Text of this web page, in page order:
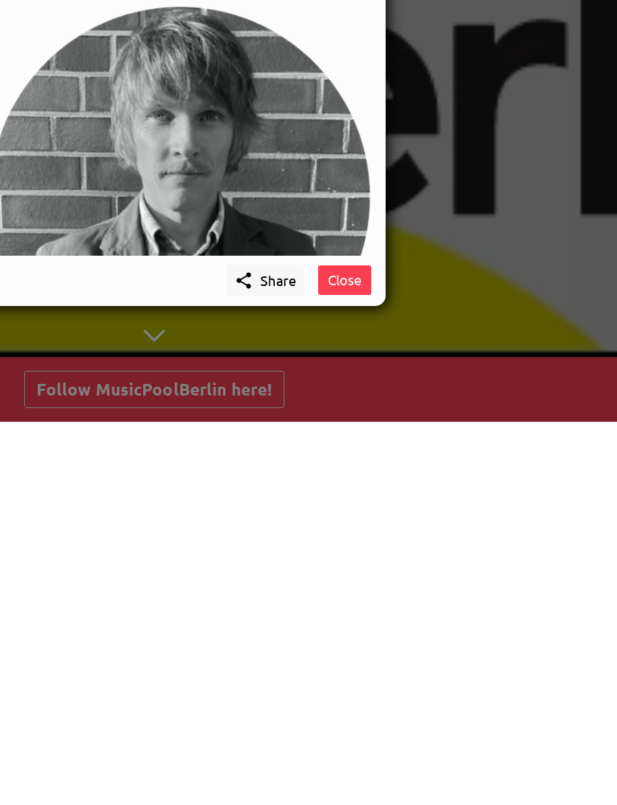
Follow MusicPoolBerlin here!
 Share Close